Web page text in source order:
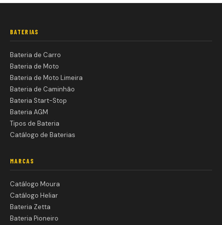
BATERIAS
Bateria de Carro
Bateria de Moto
Bateria de Moto Limeira
Bateria de Caminhão
Bateria Start-Stop
Bateria AGM
Tipos de Bateria
Catálogo de Baterias
MARCAS
Catálogo Moura
Catálogo Heliar
Bateria Zetta
Bateria Pioneiro